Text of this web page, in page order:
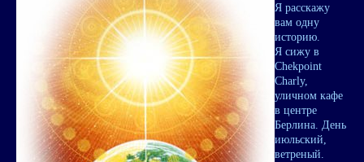
Я расскажу
вам одну
историю.
Я сижу в
Chekpoint
Charly,
уличном кафе
в центре
Берлина. День
июльский,
ветреный.